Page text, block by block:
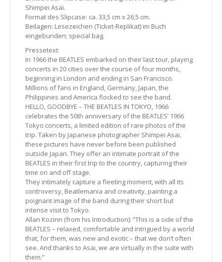
Shimpei Asai.
Format des Slipcase: ca. 33,5 cm x 26,5 cm.
Beilagen: Lesezeichen (Ticket-Replikat) im Buch
eingebunden; special bag.
Pressetext:
In 1966 the BEATLES embarked on their last tour, playing
concerts in 20 cities over the course of four months,
beginning in London and ending in San Francisco.
Millions of fans in England, Germany, Japan, the
Philippines and America flocked to see the band.
HELLO, GOODBYE – THE BEATLES IN TOKYO, 1966
celebrates the 50th anniversary of the BEATLES’ 1966
Tokyo concerts, a limited edition of rare photos of the
trip. Taken by Japanese photographer Shimpei Asai,
these pictures have never before been published
outside Japan. They offer an intimate portrait of the
BEATLES in their first trip to the country, capturing their
time on and off stage.
They intimately capture a fleeting moment, with all its
controversy, Beatlemania and creativity, painting a
poignant image of the band during their short but
intense visit to Tokyo.
Allan Kozinn (from his Introduction): “This is a side of the
BEATLES – relaxed, comfortable and intrigued by a world
that, for them, was new and exotic – that we don’t often
see. And thanks to Asai, we are virtually in the suite with
them.”